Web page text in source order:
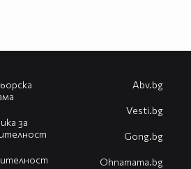
за
Abv.bg
Vesti.bg
Gong.bg
Оhnamama.bg